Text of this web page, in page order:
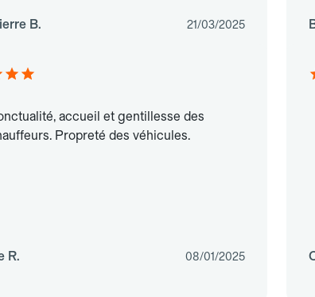
B. 21/03/2025
accueil et gentillesse des
Propreté des véhicules.
R. 08/01/2025